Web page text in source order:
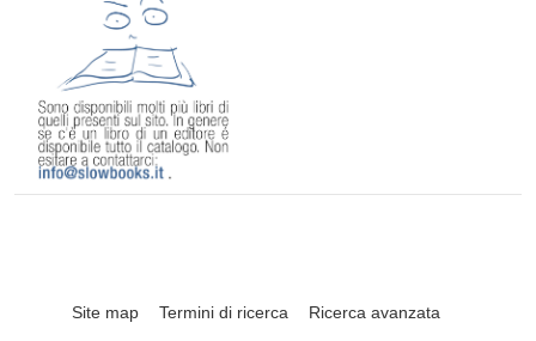
Site map Termini di ricerca Ricerca avanzata